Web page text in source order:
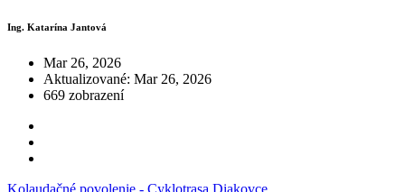
Ing. Katarína Jantová
Mar 26, 2026
Aktualizované: Mar 26, 2026
669 zobrazení